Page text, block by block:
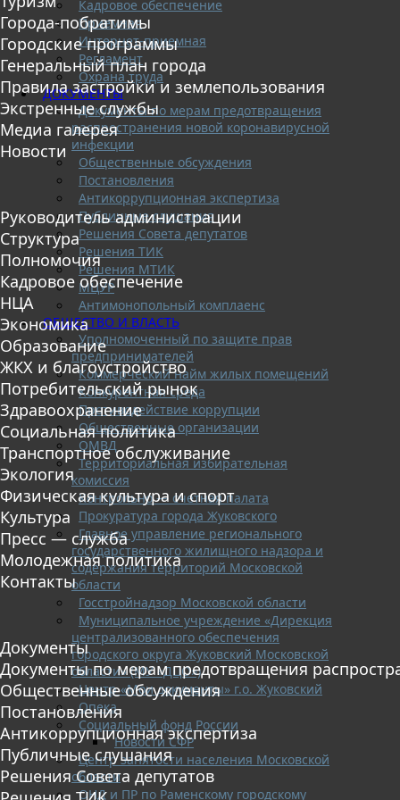
Кадровое обеспечение
Приемная
Интернет-приемная
Регламент
Охрана труда
ДОКУМЕНТЫ
Документы по мерам предотвращения
распространения новой коронавирусной
инфекции
Общественные обсуждения
Постановления
Антикоррупционная экспертиза
Публичные слушания
Решения Совета депутатов
Решения ТИК
Решения МТИК
МЦУР
Антимонопольный комплаенс
ОБЩЕСТВО И ВЛАСТЬ
Уполномоченный по защите прав
предпринимателей
Коммерческий найм жилых помещений
Конкурентная среда
Противодействие коррупции
Общественные организации
ОМВД
Территориальная избирательная
комиссия
Контрольно — счетная палата
Прокуратура города Жуковского
Главное управление регионального
государственного жилищного надзора и
содержания территорий Московской
области
Госстройнадзор Московской области
Муниципальное учреждение «Дирекция
централизованного обеспечения
городского округа Жуковский Московской
области» (МУ «ДЦО»)
Центр «Мои документы» г.о. Жуковский
Опека
Социальный фонд России
Новости СФР
Центр занятости населения Московской
области
ОНД и ПР по Раменскому городскому
Города-побратимы
Городские программы
Генеральный план города
Правила застройки и землепользования
Экстренные службы
Медиа галерея
Новости
Руководитель администрации
Структура
Полномочия
Кадровое обеспечение
НЦА
Экономика
Образование
ЖКХ и благоустройство
Потребительский рынок
Здравоохранение
Социальная политика
Транспортное обслуживание
Экология
Физическая культура и спорт
Культура
Пресс — служба
Молодежная политика
Контакты
Документы
Документы по мерам предотвращения
Общественные обсуждения
Постановления
Антикоррупционная экспертиза
Публичные слушания
Решения Совета депутатов